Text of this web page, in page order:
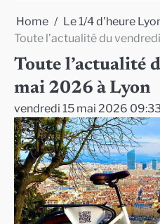
Home
Le 1/4 d'heure
Toute l’actualité du
Toute l’actualité
mai 2026 à Lyon
vendredi 15 mai 2026